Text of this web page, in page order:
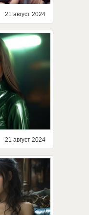
21 август 2024
21 август 2024